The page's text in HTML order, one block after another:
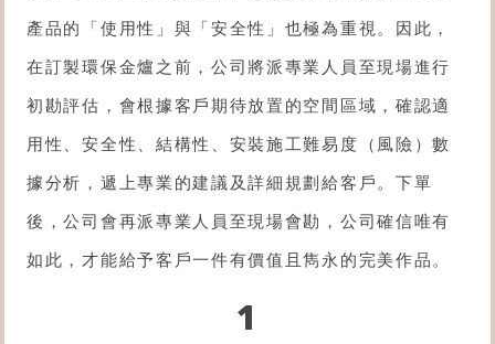
產品的「使用性」與「安全性」也極為重視。因此，
在訂製環保金爐之前，公司將派專業人員至現場進行
初勘評估，會根據客戶期待放置的空間區域，確認適
用性、安全性、結構性、安裝施工難易度（風險）數
據分析，遞上專業的建議及詳細規劃給客戶。下單
後，公司會再派專業人員至現場會勘，公司確信唯有
如此，才能給予客戶一件有價值且雋永的完美作品。
1